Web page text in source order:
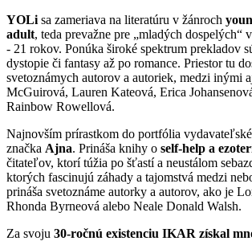
YOLi sa zameriava na literatúru v žánroch
adult, teda prevažne pre „mladých dospelých“
- 21 rokov. Ponúka široké spektrum prekladov
dystopie či fantasy až po romance. Priestor tu
svetoznámych autorov a autoriek, medzi inými
McGuirová, Lauren Kateová, Erica
Rainbow Rowellová.
Najnovším prírastkom do portfólia
značka Ajna. Prináša knihy o self-help a
čitateľov, ktorí túžia po šťastí a neustálom
ktorých fascinujú záhady a tajomstvá medzi
prináša svetoznáme autorky a autorov, ako je
Rhonda Byrneová alebo Neale Donald Walsh.
Za svoju 30-ročnú existenciu IKAR získal